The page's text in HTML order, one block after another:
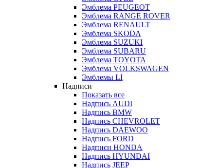
Эмблема PEUGEOT
Эмблема RANGE ROVER
Эмблема RENAULT
Эмблема SKODA
Эмблема SUZUKI
Эмблема SUBARU
Эмблема TOYOTA
Эмблема VOLKSWAGEN
Эмблемы LI
Надписи
Показать все
Надпись AUDI
Надпись BMW
Надпись CHEVROLET
Надпись DAEWOO
Надпись FORD
Надписи HONDA
Надпись HYUNDAI
Надпись JEEP